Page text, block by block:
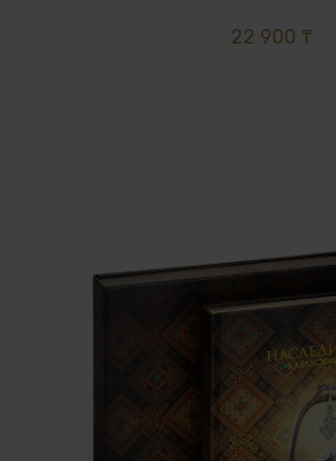
22 900 ₸